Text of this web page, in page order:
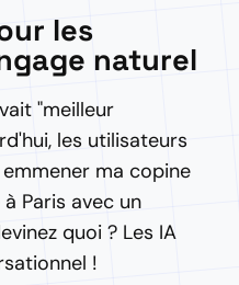
les
naturel
"meilleur
les utilisateurs
ma copine
Paris avec un
quoi ? Les IA
!